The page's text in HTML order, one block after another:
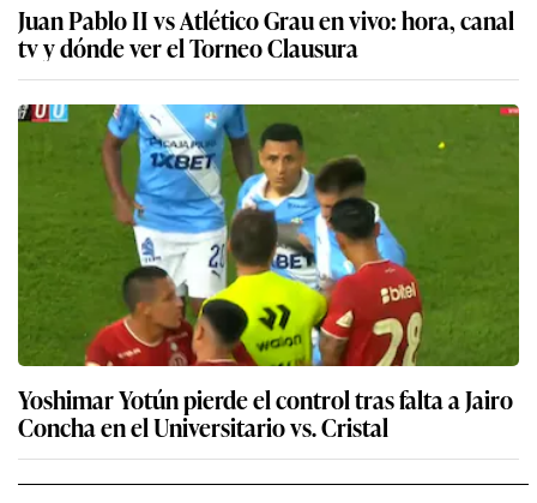
Juan Pablo II vs Atlético Grau en vivo: hora, canal
tv y dónde ver el Torneo Clausura
Yoshimar Yotún pierde el control tras falta a Jairo
Concha en el Universitario vs. Cristal